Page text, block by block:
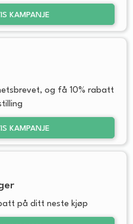
KAMPANJE
og få 10% rabatt
KAMPANJE
på ditt neste kjøp